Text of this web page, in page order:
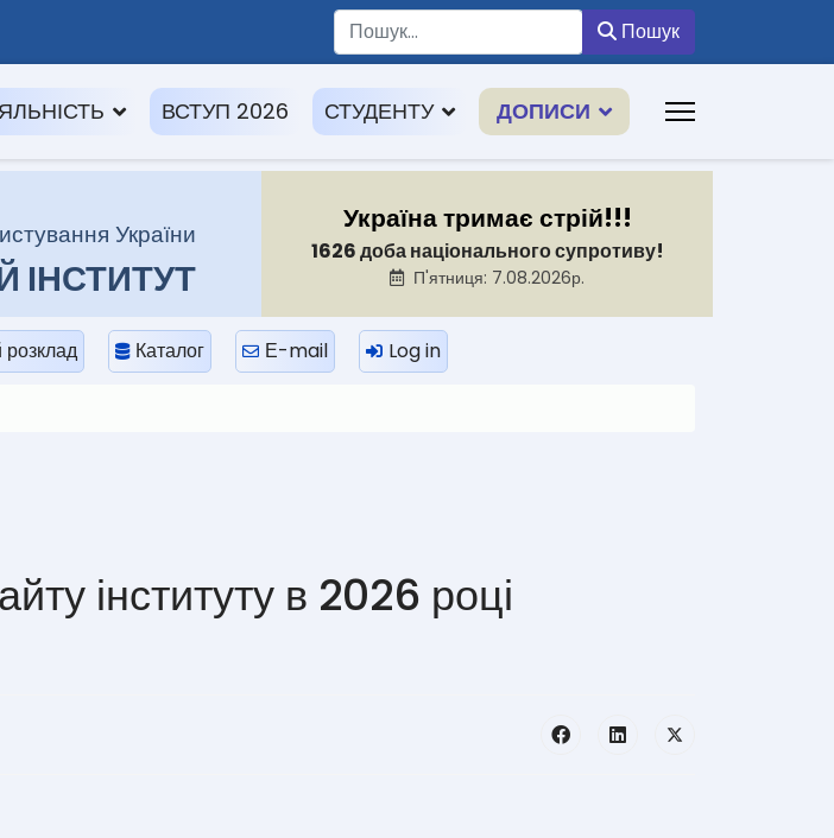
Пошук
ВСТУП 2026 СТУДЕНТУ ДОПИСИ
України
ІНСТИТУТ
Україна тримає стрій!!!
1626 доба національного супротиву!
П'ятниця: 7.08.2026р.
Каталог Е-mail Log in
інституту в 2026 році